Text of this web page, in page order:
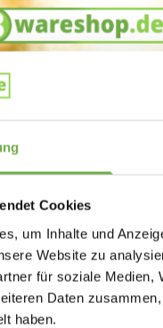
Cookies
um Inhalte und
Website zu
für soziale Medien,
Daten
haben.
in der Welt des
weltweit
verdient.
8721122843321
8821060004885